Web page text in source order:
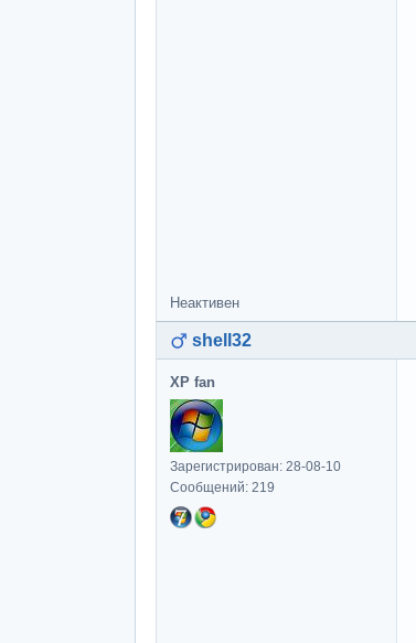
Неактивен
shell32
XP fan
Зарегистрирован: 28-08-10
Сообщений: 219